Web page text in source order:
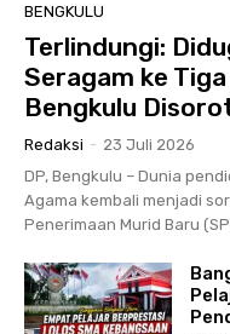
BENGKULU
Terlindungi:
Seragam ke
Bengkulu
Redaksi - 23 Juli 2026
DP, Bengkulu – Dunia
Agama kembali menjadi
Penerimaan Murid Baru